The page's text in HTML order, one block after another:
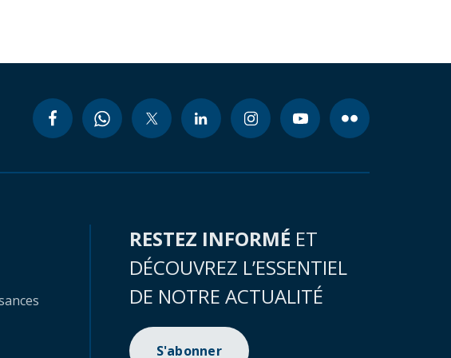
RESTEZ INFORMÉ ET
DÉCOUVREZ L’ESSENTIEL
DE NOTRE ACTUALITÉ
S'abonner